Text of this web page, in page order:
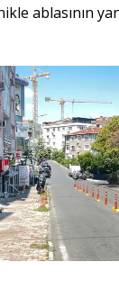
ablasının